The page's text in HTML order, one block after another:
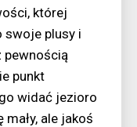
której
swoje plusy i
pewnością
punkt
widać jezioro
mały, ale jakoś